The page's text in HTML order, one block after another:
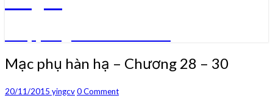
Mạc
phụ
hạ
Mạc phụ hàn hạ – Chương 28 – 30
20/11/2015 yingcvComments
0 Comment